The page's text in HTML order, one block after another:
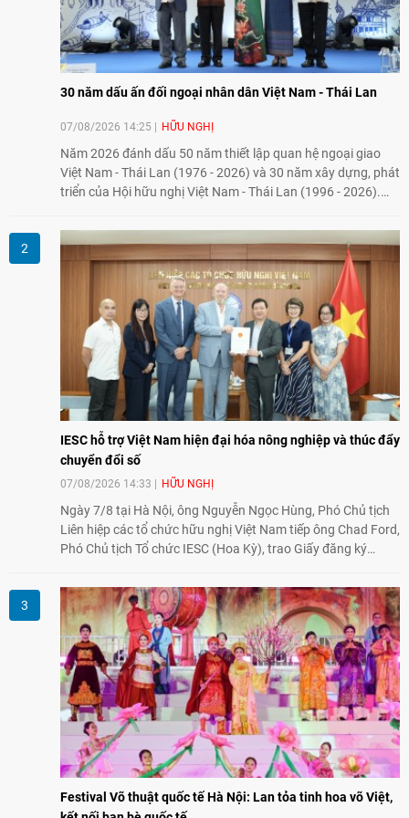
30 năm dấu ấn đối ngoại nhân dân Việt Nam - Thái Lan
07/08/2026 14:25 HỮU NGHỊ
Năm 2026 đánh dấu 50 năm thiết lập quan hệ ngoại giao
Việt Nam - Thái Lan (1976 - 2026) và 30 năm xây dựng, phát
triển của Hội hữu nghị Việt Nam - Thái Lan (1996 - 2026).
tình hữu nghị, đồng thời từng bước mở rộng hoạt động từ
giao lưu truyền thống sang kết nối địa phương, doanh
nghiệp, giáo dục, văn hóa và thế hệ trẻ, góp phần tăng
cường sự hiểu biết và hợp tác giữa nhân dân hai nước.
IESC hỗ trợ Việt Nam hiện đại hóa nông nghiệp và thúc đẩy
chuyển đổi số
07/08/2026 14:33 HỮU NGHỊ
Ngày 7/8 tại Hà Nội, ông Nguyễn Ngọc Hùng, Phó Chủ tịch
Liên hiệp các tổ chức hữu nghị Việt Nam tiếp ông Chad Ford,
Phó Chủ tịch Tổ chức IESC (Hoa Kỳ), trao Giấy đăng ký
đổi về định hướng triển khai Dự án "Mở rộng Thương mại
Nông nghiệp và An toàn thực phẩm Hoa Kỳ - Việt Nam",
hướng tới thúc đẩy chuyển đổi số, hiện đại hóa nông nghiệp
và mở rộng hợp tác phát triển giữa hai nước.
Festival Võ thuật quốc tế Hà Nội: Lan tỏa tinh hoa võ Việt,